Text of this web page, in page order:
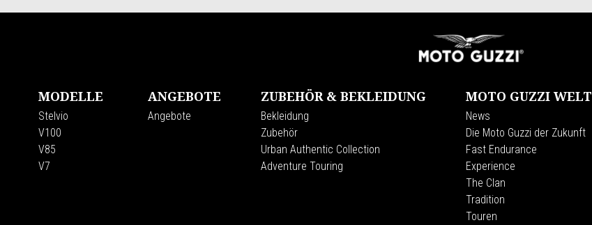
MODELLE
Stelvio
V100
V85
V7
ANGEBOTE
Angebote
ZUBEHÖR & BEKLEIDUNG
Bekleidung
Zubehör
Urban Authentic Collection
Adventure Touring
MOTO GUZZI WELT
News
Die Moto Guzzi der Zukunft
Fast Endurance
Experience
The Clan
Tradition
Touren